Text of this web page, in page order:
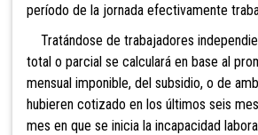
período de la jornada efectivamente
Tratándose de trabajadores
total o parcial se calculará en base al
mensual imponible, del subsidio, o de
hubieren cotizado en los últimos seis
mes en que se inicia la incapacidad